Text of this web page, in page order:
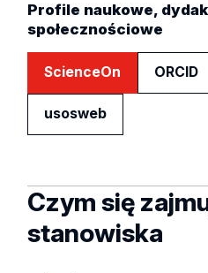
Profile naukowe,
społecznościowe
ScienceOn ORCID
usosweb
Czym się
stanowiska